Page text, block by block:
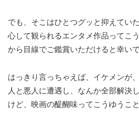
でも、そこはひとつグッと抑えてい
心して観られるエンタメ作品ってこ
から目線でご鑑賞いただけると幸いで
はっきり言っちゃえば、イケメンが
人と悪人に遭遇し、なんか全部解決
けど、映画の醍醐味ってこうゆうこ